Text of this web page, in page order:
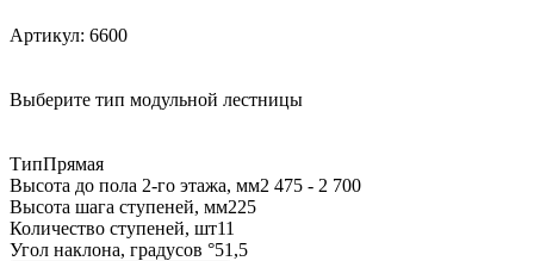
Артикул: 6600
Выберите тип модульной лестницы
ТипПрямая
Высота до пола 2-го этажа, мм2 475 - 2 700
Высота шага ступеней, мм225
Количество ступеней, шт11
Угол наклона, градусов °51,5